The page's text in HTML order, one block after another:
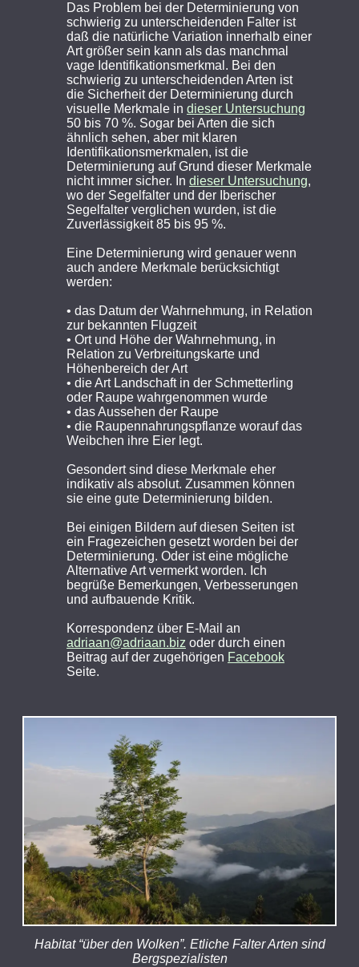
Das Problem bei der Determinierung von
schwierig zu unterscheidenden Falter ist
daß die natürliche Variation innerhalb einer
Art größer sein kann als das manchmal
vage Identifikationsmerkmal. Bei den
schwierig zu unterscheidenden Arten ist
die Sicherheit der Determinierung durch
visuelle Merkmale in dieser Untersuchung
50 bis 70 %. Sogar bei Arten die sich
ähnlich sehen, aber mit klaren
Identifikationsmerkmalen, ist die
Determinierung auf Grund dieser Merkmale
nicht immer sicher. In dieser Untersuchung,
wo der Segelfalter und der Iberischer
Segelfalter verglichen wurden, ist die
Zuverlässigkeit 85 bis 95 %.
Eine Determinierung wird genauer wenn
auch andere Merkmale berücksichtigt
werden:
• das Datum der Wahrnehmung, in Relation
zur bekannten Flugzeit
• Ort und Höhe der Wahrnehmung, in
Relation zu Verbreitungskarte und
Höhenbereich der Art
• die Art Landschaft in der Schmetterling
oder Raupe wahrgenommen wurde
• das Aussehen der Raupe
• die Raupennahrungspflanze worauf das
Weibchen ihre Eier legt.
Gesondert sind diese Merkmale eher
indikativ als absolut. Zusammen können
sie eine gute Determinierung bilden.
Bei einigen Bildern auf diesen Seiten ist
ein Fragezeichen gesetzt worden bei der
Determinierung. Oder ist eine mögliche
Alternative Art vermerkt worden. Ich
begrüße Bemerkungen, Verbesserungen
und aufbauende Kritik.
Korrespondenz über E-Mail an
adriaan@adriaan.biz oder durch einen
Beitrag auf der zugehörigen Facebook
Seite.
Habitat “über den Wolken”. Etliche Falter Arten sind
Bergspezialisten